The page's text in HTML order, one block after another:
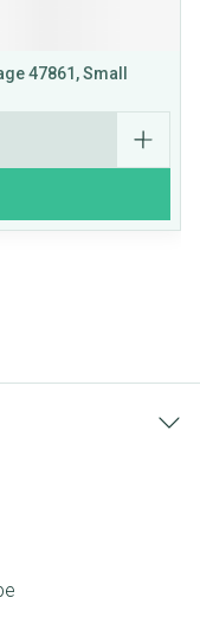
47861, Small